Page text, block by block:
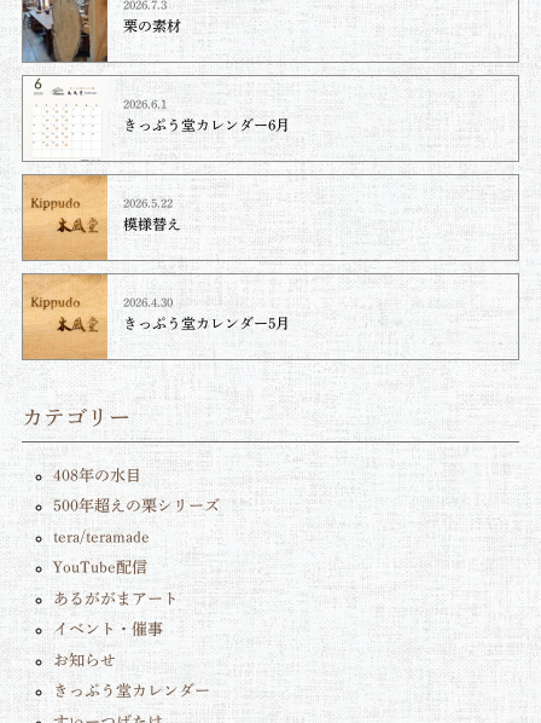
2026.7.3
栗の素材
2026.6.1
きっぷう堂カレンダー6月
2026.5.22
模様替え
2026.4.30
きっぷう堂カレンダー5月
カテゴリー
408年の水目
500年超えの栗シリーズ
tera/teramade
YouTube配信
あるががまアート
イベント・催事
お知らせ
きっぷう堂カレンダー